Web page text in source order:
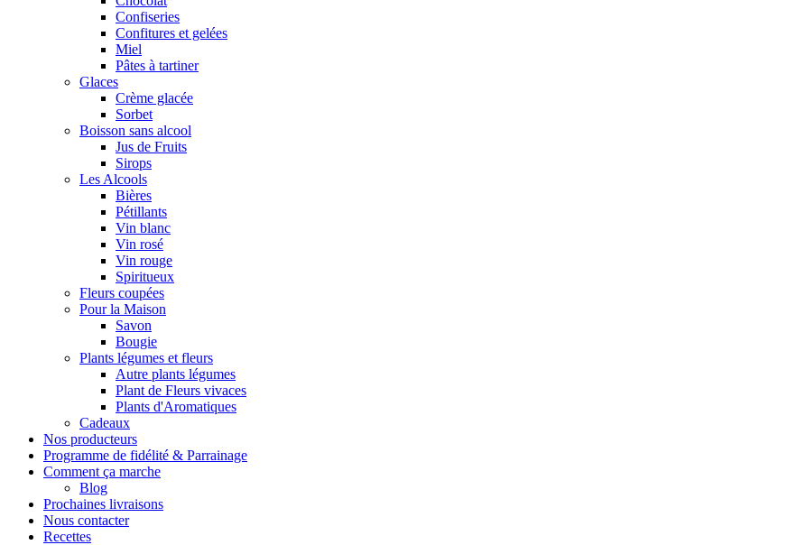
Confiseries
Confitures et gelées
Miel
Pâtes à tartiner
Glaces
Crème glacée
Sorbet
Boisson sans alcool
Jus de Fruits
Sirops
Les Alcools
Bières
Pétillants
Vin blanc
Vin rosé
Vin rouge
Spiritueux
Fleurs coupées
Pour la Maison
Savon
Bougie
Plants légumes et fleurs
Autre plants légumes
Plant de Fleurs vivaces
Plants d'Aromatiques
Cadeaux
Nos producteurs
Programme de fidélité & Parrainage
Comment ça marche
Blog
Prochaines livraisons
Nous contacter
Recettes